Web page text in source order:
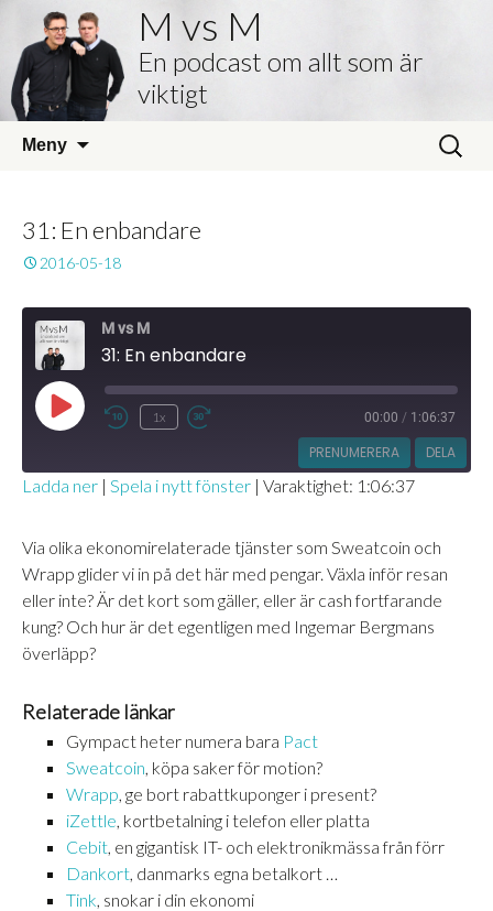
M vs M
En podcast om allt som är
viktigt
Meny
Sök
efter:
31: En enbandare
2016-05-18
M vs M
31: En enbandare
Spela
upp
Hoppa
10
sekunder
1x
30
sekunder
00:00 / 1:06:37
PRENUMERERA DELA
FLÖDE
LÄNK
BÄDDA IN
Ladda ner | Spela i nytt fönster | Varaktighet: 1:06:37
Via olika ekonomirelaterade tjänster som Sweatcoin och
Wrapp glider vi in på det här med pengar. Växla inför resan
eller inte? Är det kort som gäller, eller är cash fortfarande
kung? Och hur är det egentligen med Ingemar Bergmans
överläpp?
Relaterade länkar
Gympact heter numera bara Pact
Sweatcoin, köpa saker för motion?
Wrapp, ge bort rabattkuponger i present?
iZettle, kortbetalning i telefon eller platta
Cebit, en gigantisk IT- och elektronikmässa från förr
Dankort, danmarks egna betalkort …
Tink, snokar i din ekonomi